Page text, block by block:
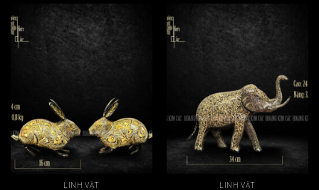
LINH VẬT LINH VẬT